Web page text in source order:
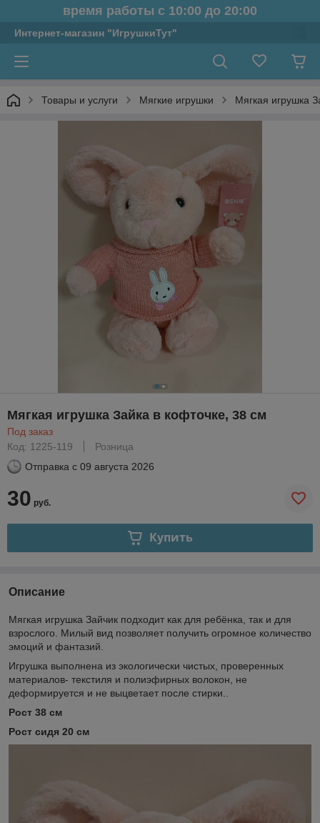
время работы с 10:00 до 20:00
Интернет-магазин "ИгрушкиТут"
Товары и услуги Мягкие игрушки Мягкая игрушка
Мягкая игрушка Зайка в кофточке, 38 см
Под заказ
Код: 1225-119
Розница
Отправка с 09 августа 2026
30 руб.
Купить
Описание
Мягкая игрушка Зайчик подходит как для ребёнка, так и для
взрослого. Милый вид позволяет получить огромное количество
эмоций и фантазий.
Игрушка выполнена из экологически чистых, проверенных
материалов- текстиля и полиэфирных волокон, не
деформируется и не выцветает после стирки..
Рост 38 см
Рост сидя 20 см